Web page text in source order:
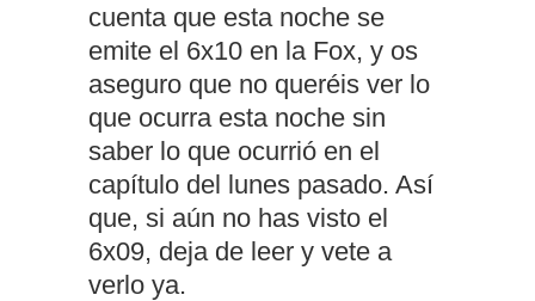
cuenta que esta noche se
emite el 6x10 en la Fox, y os
aseguro que no queréis ver lo
que ocurra esta noche sin
saber lo que ocurrió en el
capítulo del lunes pasado. Así
que, si aún no has visto el
6x09, deja de leer y vete a
verlo ya.